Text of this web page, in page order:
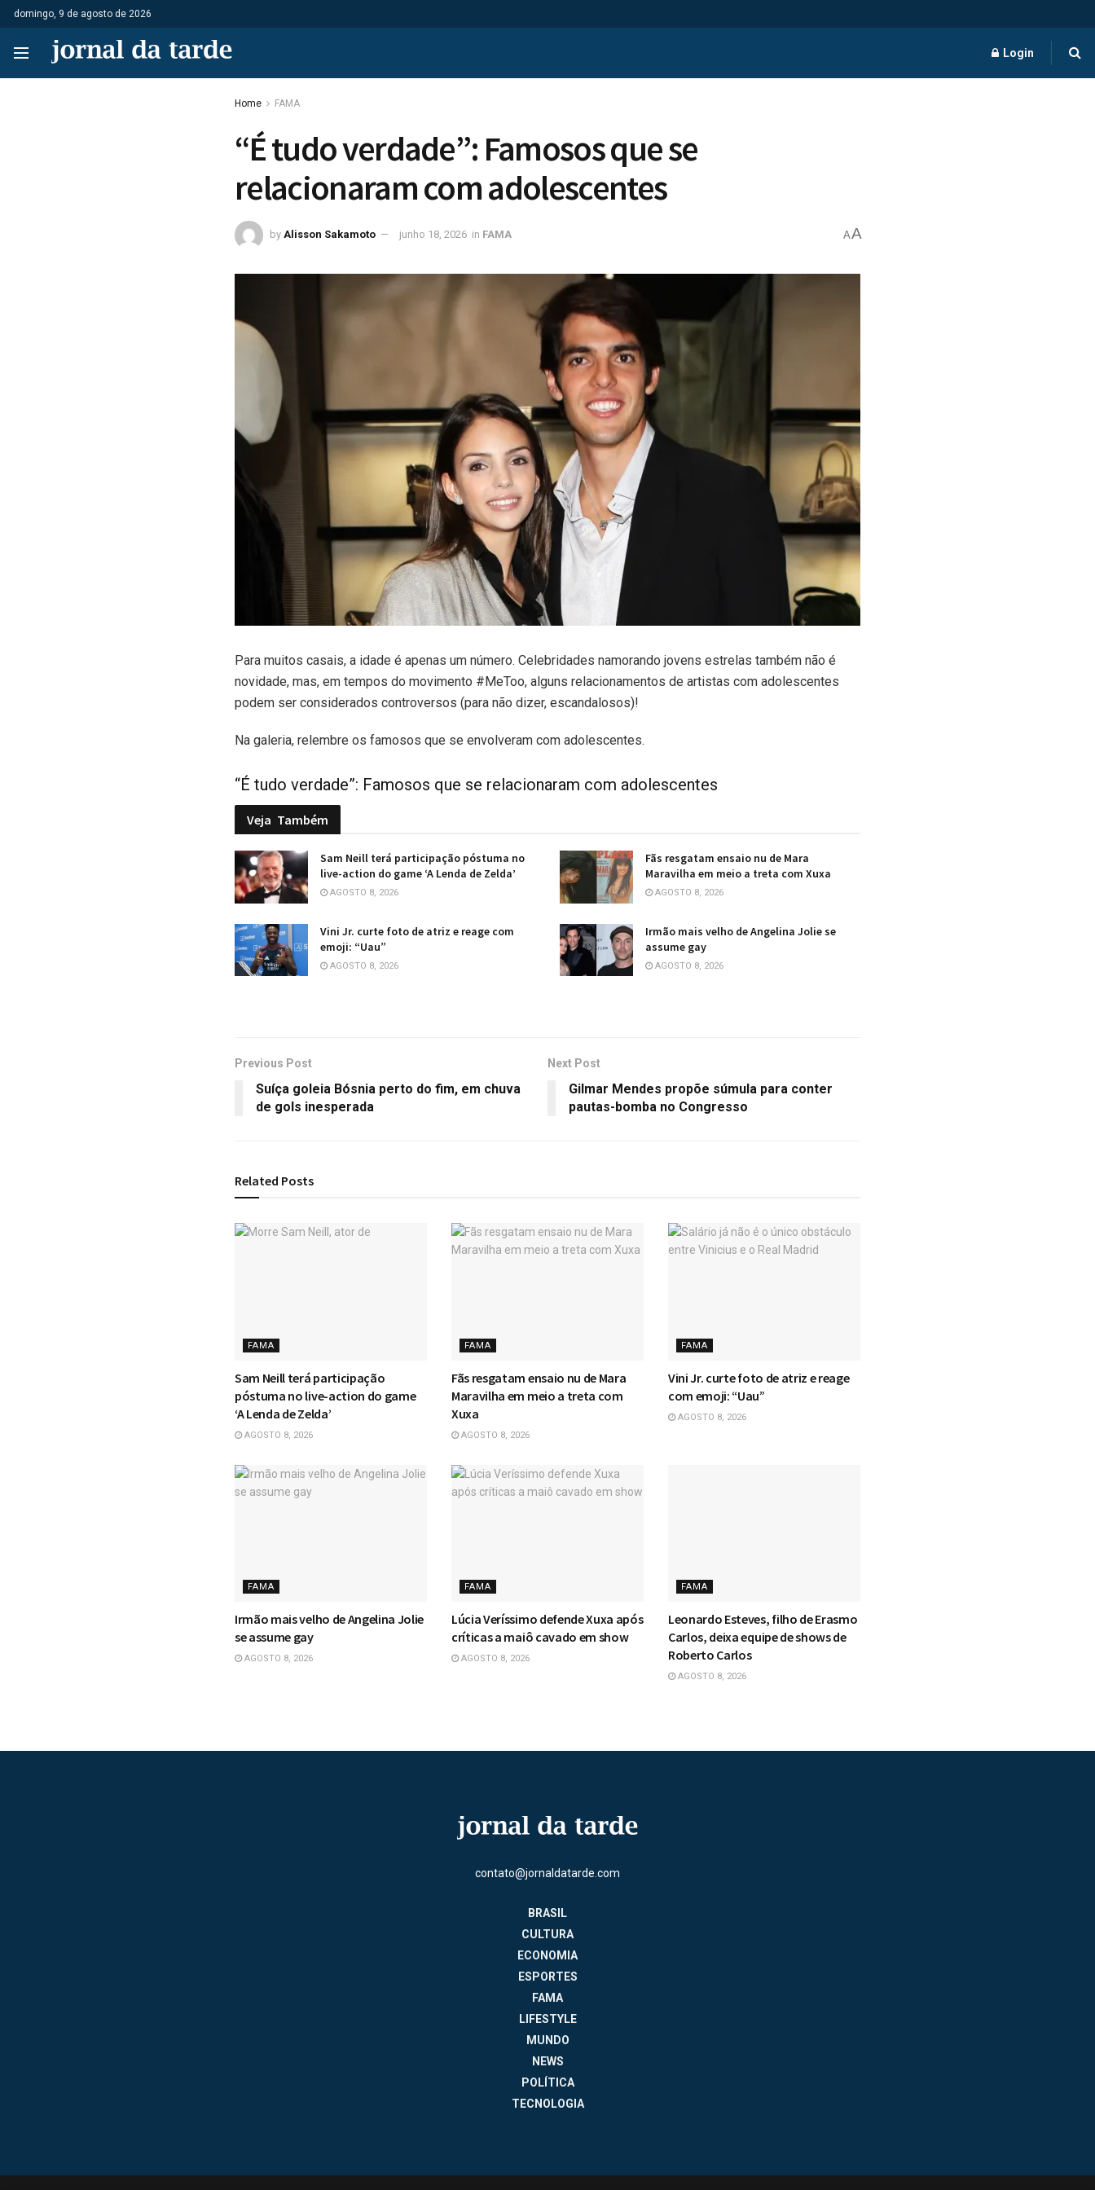
domingo, 9 de agosto de 2026
Login
Home FAMA
“É tudo verdade”: Famosos que se
relacionaram com adolescentes
by Alisson Sakamoto junho 18, 2026 in FAMA AA
Para muitos casais, a idade é apenas um número. Celebridades namorando jovens estrelas também não é
novidade, mas, em tempos do movimento #MeToo, alguns relacionamentos de artistas com adolescentes
podem ser considerados controversos (para não dizer, escandalosos)!
Na galeria, relembre os famosos que se envolveram com adolescentes.
“É tudo verdade”: Famosos que se relacionaram com adolescentes
Veja Também
Sam Neill terá participação póstuma no
live-action do game ‘A Lenda de Zelda’
AGOSTO 8, 2026
Fãs resgatam ensaio nu de Mara
Maravilha em meio a treta com Xuxa
AGOSTO 8, 2026
Vini Jr. curte foto de atriz e reage com
emoji: “Uau”
AGOSTO 8, 2026
Irmão mais velho de Angelina Jolie se
assume gay
AGOSTO 8, 2026
Previous Post
Suíça goleia Bósnia perto do fim, em chuva
de gols inesperada
Next Post
Gilmar Mendes propõe súmula para conter
pautas-bomba no Congresso
Related Posts
FAMA
Sam Neill terá participação
póstuma no live-action do game
‘A Lenda de Zelda’
AGOSTO 8, 2026
FAMA
Fãs resgatam ensaio nu de Mara
Maravilha em meio a treta com
Xuxa
AGOSTO 8, 2026
FAMA
Vini Jr. curte foto de atriz e reage
com emoji: “Uau”
AGOSTO 8, 2026
FAMA
Irmão mais velho de Angelina Jolie
se assume gay
AGOSTO 8, 2026
FAMA
Lúcia Veríssimo defende Xuxa após
críticas a maiô cavado em show
AGOSTO 8, 2026
FAMA
Leonardo Esteves, filho de Erasmo
Carlos, deixa equipe de shows de
Roberto Carlos
AGOSTO 8, 2026
contato@jornaldatarde.com
BRASIL
CULTURA
ECONOMIA
ESPORTES
FAMA
LIFESTYLE
MUNDO
NEWS
POLÍTICA
TECNOLOGIA